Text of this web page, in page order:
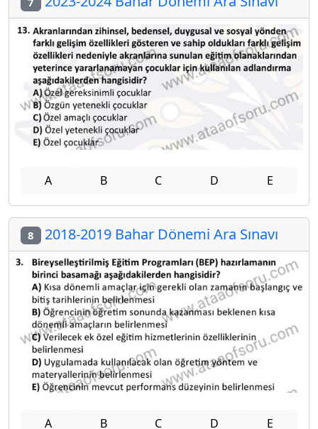
A B C D E
8 2018-2019 Bahar Dönemi Ara Sınavı
A B C D E